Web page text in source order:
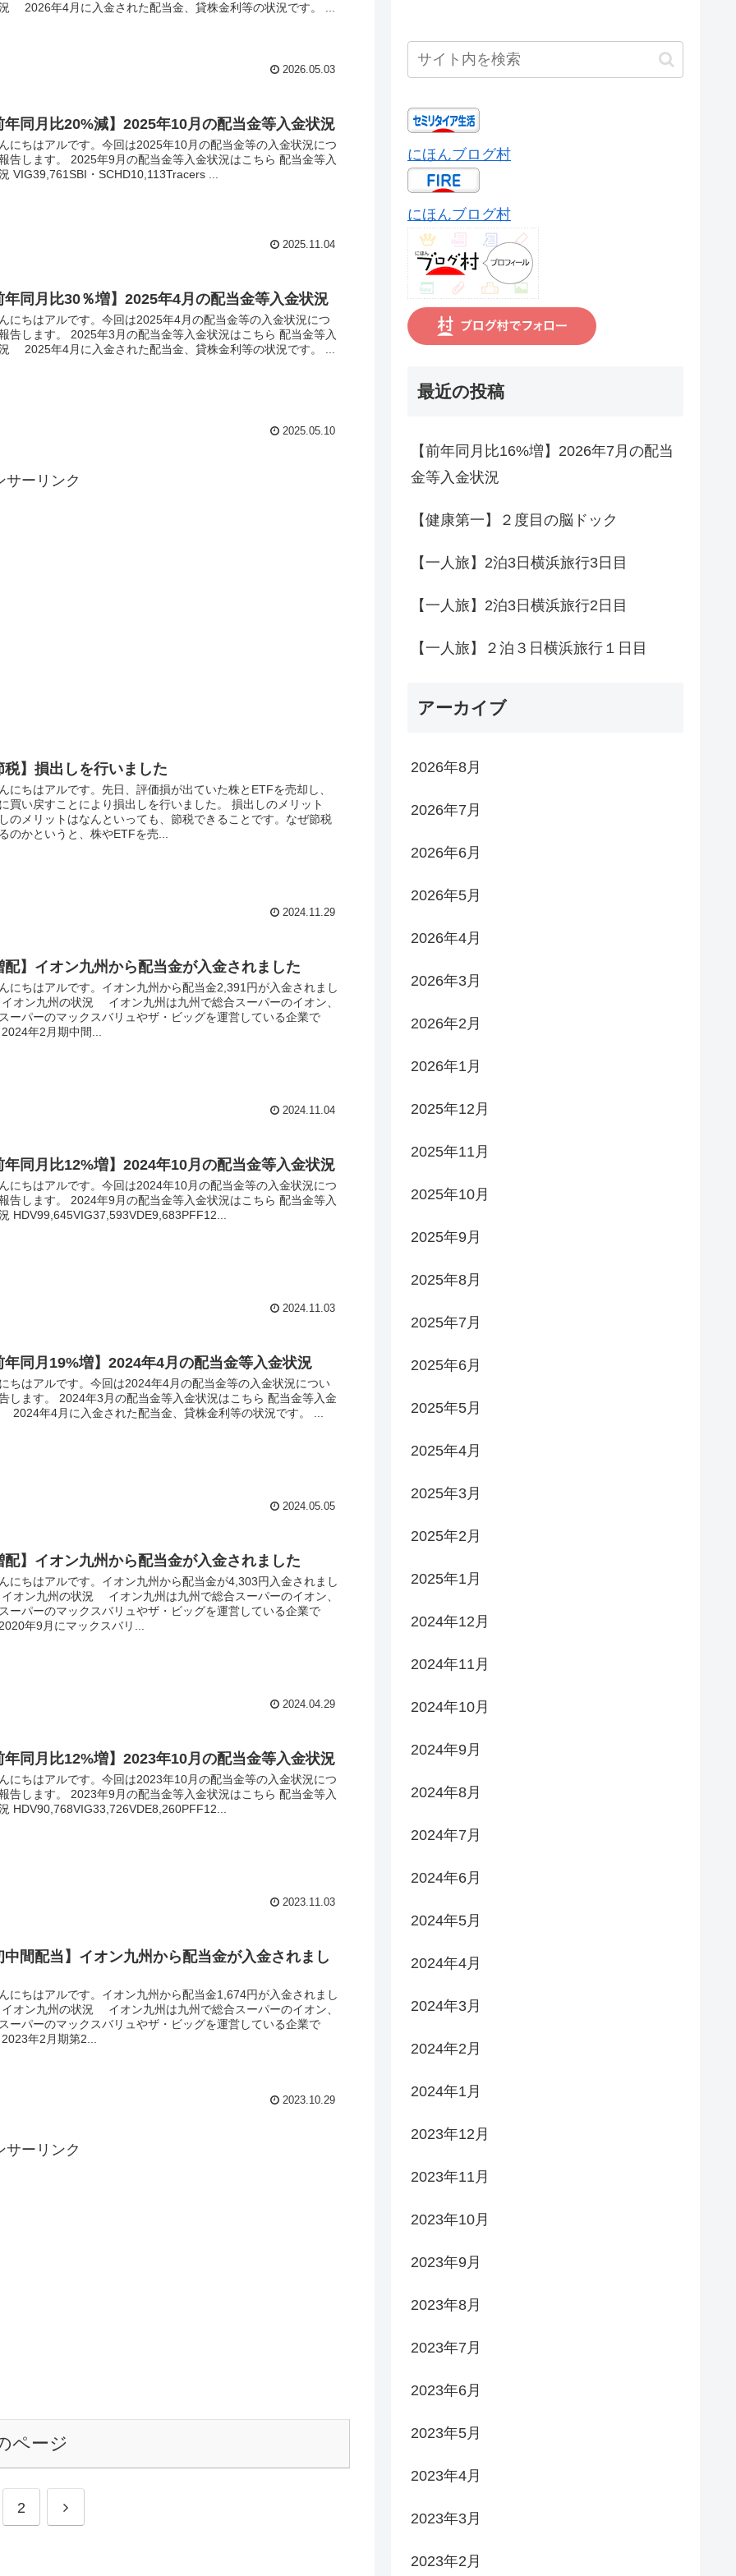
2026年4月に入金された配当金、貸株金利等の状況です。 ...
2026.05.03
年同月比20%減】2025年10月の配当金等入金状況
ちはアルです。今回は2025年10月の配当金等の入金状況につ
告します。 2025年9月の配当金等入金状況はこちら 配当金等入
VIG39,761SBI・SCHD10,113Tracers ...
2025.11.04
年同月比30％増】2025年4月の配当金等入金状況
ちはアルです。今回は2025年4月の配当金等の入金状況につ
告します。 2025年3月の配当金等入金状況はこちら 配当金等入
2025年4月に入金された配当金、貸株金利等の状況です。 ...
2025.05.10
サーリンク
税】損出しを行いました
ちはアルです。先日、評価損が出ていた株とETFを売却し、
買い戻すことにより損出しを行いました。 損出しのメリット
のメリットはなんといっても、節税できることです。なぜ節税
のかというと、株やETFを売...
2024.11.29
配】イオン九州から配当金が入金されました
ちはアルです。イオン九州から配当金2,391円が入金されまし
オン九州の状況 イオン九州は九州で総合スーパーのイオン、
ーパーのマックスバリュやザ・ビッグを運営している企業で
年2月期中間...
2024.11.04
年同月比12%増】2024年10月の配当金等入金状況
ちはアルです。今回は2024年10月の配当金等の入金状況につ
告します。 2024年9月の配当金等入金状況はこちら 配当金等入
HDV99,645VIG37,593VDE9,683PFF12...
2024.11.03
年同月19%増】2024年4月の配当金等入金状況
ちはアルです。今回は2024年4月の配当金等の入金状況につい
します。 2024年3月の配当金等入金状況はこちら 配当金等入金
年4月に入金された配当金、貸株金利等の状況です。 ...
2024.05.05
配】イオン九州から配当金が入金されました
ちはアルです。イオン九州から配当金が4,303円入金されまし
オン九州の状況 イオン九州は九州で総合スーパーのイオン、
ーパーのマックスバリュやザ・ビッグを運営している企業で
年9月にマックスバリ...
2024.04.29
年同月比12%増】2023年10月の配当金等入金状況
ちはアルです。今回は2023年10月の配当金等の入金状況につ
告します。 2023年9月の配当金等入金状況はこちら 配当金等入
HDV90,768VIG33,726VDE8,260PFF12...
2023.11.03
中間配当】イオン九州から配当金が入金されまし
ちはアルです。イオン九州から配当金1,674円が入金されまし
オン九州の状況 イオン九州は九州で総合スーパーのイオン、
ーパーのマックスバリュやザ・ビッグを運営している企業で
年2月期第2...
2023.10.29
サーリンク
ページ
2
にほんブログ村
にほんブログ村
最近の投稿
【前年同月比16%増】2026年7月の配当
金等入金状況
【健康第一】２度目の脳ドック
【一人旅】2泊3日横浜旅行3日目
【一人旅】2泊3日横浜旅行2日目
【一人旅】２泊３日横浜旅行１日目
アーカイブ
2026年8月
2026年7月
2026年6月
2026年5月
2026年4月
2026年3月
2026年2月
2026年1月
2025年12月
2025年11月
2025年10月
2025年9月
2025年8月
2025年7月
2025年6月
2025年5月
2025年4月
2025年3月
2025年2月
2025年1月
2024年12月
2024年11月
2024年10月
2024年9月
2024年8月
2024年7月
2024年6月
2024年5月
2024年4月
2024年3月
2024年2月
2024年1月
2023年12月
2023年11月
2023年10月
2023年9月
2023年8月
2023年7月
2023年6月
2023年5月
2023年4月
2023年3月
2023年2月